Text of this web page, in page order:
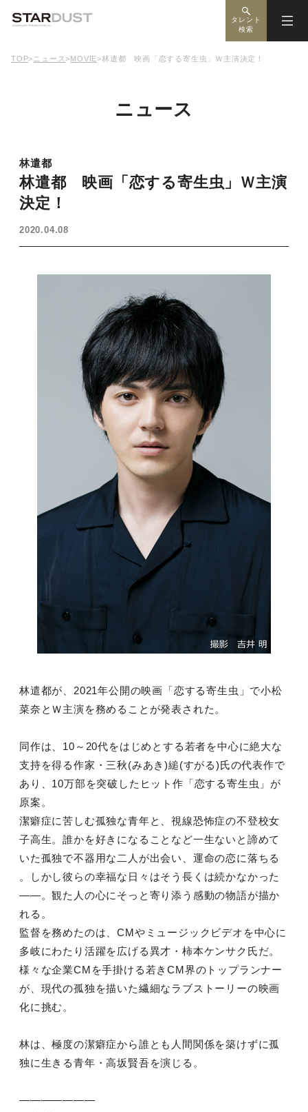
タレント
検索
TOP> ニュース>MOVIE>林遣都 映画「恋する寄生虫」Ｗ主演決定！
ニュース
林遣都
林遣都 映画「恋する寄生虫」Ｗ主演
決定！
2020.04.08
林遣都が、2021年公開の映画「恋する寄生虫」で小松
菜奈とＷ主演を務めることが発表された。
同作は、10～20代をはじめとする若者を中心に絶大な
支持を得る作家・三秋(みあき)縋(すがる)氏の代表作で
あり、10万部を突破したヒット作「恋する寄生虫」が
原案。
潔癖症に苦しむ孤独な青年と、視線恐怖症の不登校女
子高生。誰かを好きになることなど一生ないと諦めて
いた孤独で不器用な二人が出会い、運命の恋に落ちる
。しかし彼らの幸福な日々はそう長くは続かなかった
――。観た人の心にそっと寄り添う感動の物語が描か
れる。
監督を務めたのは、CMやミュージックビデオを中心に
多岐にわたり活躍を広げる異才・柿本ケンサク氏だ。
様々な企業CMを手掛ける若きCM界のトップランナー
が、現代の孤独を描いた繊細なラブストーリーの映画
化に挑む。
林は、極度の潔癖症から誰とも人間関係を築けずに孤
独に生きる青年・高坂賢吾を演じる。
———————